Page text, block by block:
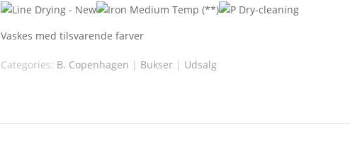
Vaskes med tilsvarende farver
Categories: B. Copenhagen | Bukser| Udsalg